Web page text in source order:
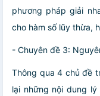
phương pháp giải
cho hàm số lũy thừa,
- Chuyên đề 3:
Thông qua 4 chủ đề
lại những nội dung